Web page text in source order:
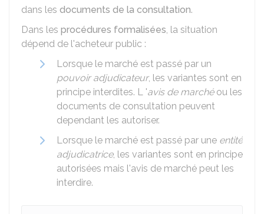
dans les documents de la consultation.
Dans les procédures formalisées, la situation
dépend de l'acheteur public :
Lorsque le marché est passé par un
pouvoir adjudicateur, les variantes sont en
principe interdites. L 'avis de marchéou les
documents de consultation peuvent
dependant les autoriser.
Lorsque le marché est passé par une entité
adjudicatrice, les variantes sont en principe
autorisées mais l'avis de marché peut les
interdire.